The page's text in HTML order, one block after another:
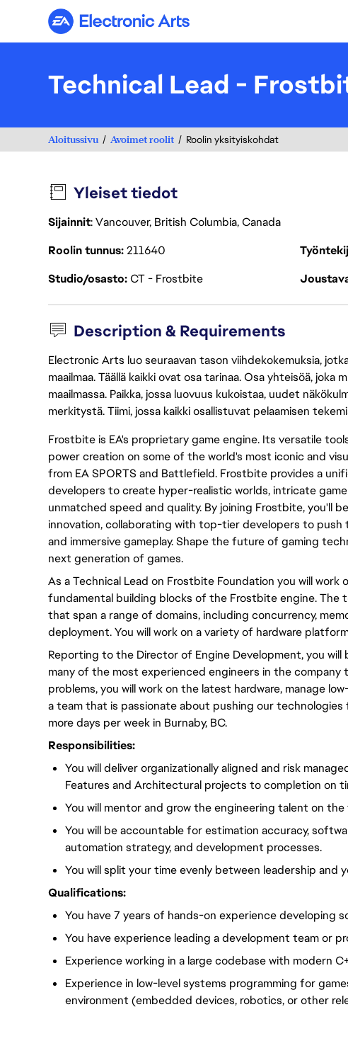
Electronic Arts
Technical Lead -
Aloitussivu Avoimet roolit Roolin yksityiskohdat
Yleiset tiedot
Sijainnit: Vancouver, British Columbia, Canada
Roolin tunnus211640
Studio/osastoCT - Frostbite
Description & Requirements
Electronic Arts luo seuraavan tason viihdekokemuksia,
maailmaa. Täällä kaikki ovat osa tarinaa. Osa yhteisöä, joka
maailmassa. Paikka, jossa luovuus kukoistaa, uudet
merkitystä. Tiimi, jossa kaikki osallistuvat pelaamisen
Frostbite is EA's proprietary game engine. Its versatile
power creation on some of the world's most iconic and
from EA SPORTS and Battlefield. Frostbite provides a
developers to create hyper-realistic worlds, intricate
unmatched speed and quality. By joining Frostbite, you'll
innovation, collaborating with top-tier developers to push
and immersive gameplay. Shape the future of gaming
next generation of games.
As a Technical Lead on Frostbite Foundation you will
fundamental building blocks of the Frostbite engine. The
that span a range of domains, including concurrency,
deployment. You will work on a variety of hardware
Reporting to the Director of Engine Development, you
many of the most experienced engineers in the company
problems, you will work on the latest hardware, manage
a team that is passionate about pushing our technologies
more days per week in Burnaby, BC.
Responsibilities:
You will deliver organizationally aligned and risk
Features and Architectural projects to completion on
You will mentor and grow the engineering talent on the
You will be accountable for estimation accuracy,
automation strategy, and development processes.
You will split your time evenly between leadership
Qualifications:
You have 7 years of hands-on experience developing
You have experience leading a development team or
Experience working in a large codebase with modern
Experience in low-level systems programming for
environment (embedded devices, robotics, or other